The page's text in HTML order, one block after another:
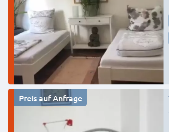
Preis auf Anfrage